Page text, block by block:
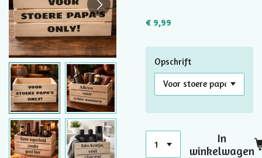
€ 9,99
Opschrift
In
winkelwagen